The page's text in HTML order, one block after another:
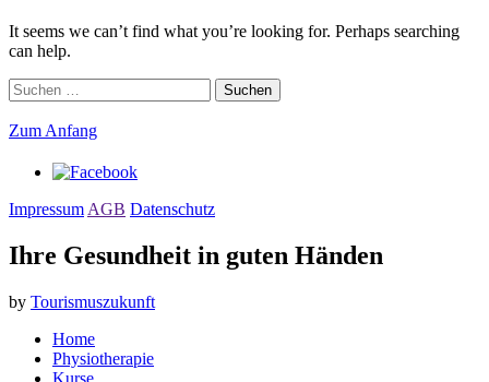
It seems we can’t find what you’re looking for. Perhaps searching
can help.
Suchen
nach:
Zum Anfang
Impressum AGB Datenschutz
Ihre Gesundheit in guten Händen
by Tourismuszukunft
Home
Physiotherapie
Kurse